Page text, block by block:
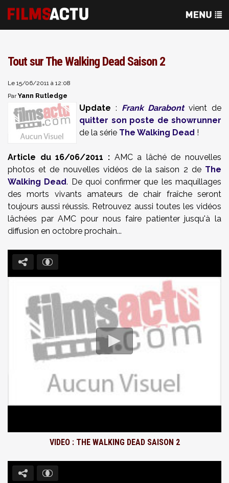
Tout sur The Walking Dead Saison 2
Le 15/06/2011 à 12:08
ParYann Rutledge
Update : Frank Darabontvient de
quitter son poste de showrunner
de la série The Walking Dead !
Article du 16/06/2011 :AMC a lâché de nouvelles
photos et de nouvelles vidéos de la saison 2 de The
Walking Dead. De quoi confirmer que les maquillages
des morts vivants amateurs de chair fraîche seront
toujours aussi réussis. Retrouvez aussi toutes les vidéos
lâchées par AMC pour nous faire patienter jusqu'à la
diffusion en octobre prochain...
VIDEO : THE WALKING DEAD SAISON 2